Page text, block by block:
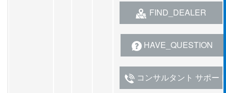
FIND_DEALER
HAVE_QUESTION
コンサルタント サポー